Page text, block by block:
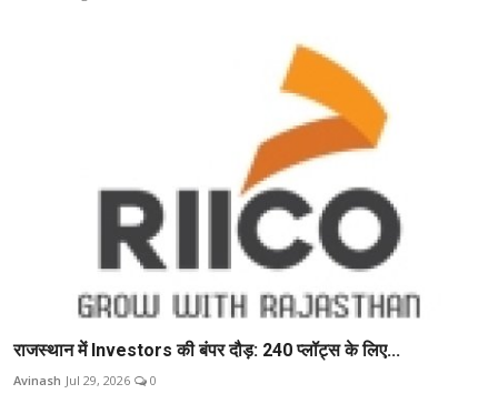
राजस्थान में Investors की बंपर दौड़: 240 प्लॉट्स के लिए...
Avinash Jul 29, 2026 0